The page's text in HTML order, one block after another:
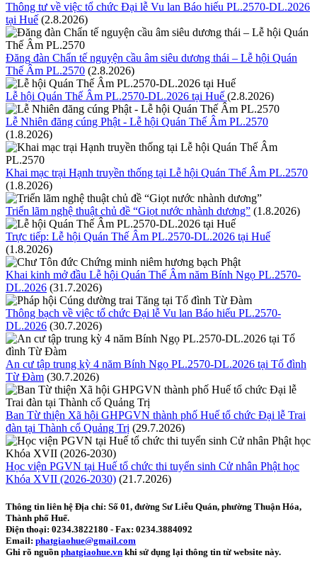
Thông tư về việc tổ chức Đại lễ Vu lan Báo hiếu PL.2570-DL.2026
tại Huế (2.8.2026)
Đăng đàn Chẩn tế nguyện cầu âm siêu dương thái – Lễ hội Quán
Thế Âm PL.2570 (2.8.2026)
Lễ hội Quán Thế Âm PL.2570-DL.2026 tại Huế (2.8.2026)
Lễ Nhiên đăng cúng Phật - Lễ hội Quán Thế Âm PL.2570
(1.8.2026)
Khai mạc trại Hạnh truyền thống tại Lễ hội Quán Thế Âm PL.2570
(1.8.2026)
Triển lãm nghệ thuật chủ đề “Giọt nước nhành dương” (1.8.2026)
Trực tiếp: Lễ hội Quán Thế Âm PL.2570-DL.2026 tại Huế
(1.8.2026)
Khai kinh mở đầu Lễ hội Quán Thế Âm năm Bính Ngọ PL.2570-
DL.2026 (31.7.2026)
Thông bạch về việc tổ chức Đại lễ Vu lan Báo hiếu PL.2570-
DL.2026 (30.7.2026)
An cư tập trung kỳ 4 năm Bính Ngọ PL.2570-DL.2026 tại Tổ đình
Từ Đàm (30.7.2026)
Ban Từ thiện Xã hội GHPGVN thành phố Huế tổ chức Đại lễ Trai
đàn tại Thành cổ Quảng Trị (29.7.2026)
Học viện PGVN tại Huế tổ chức thi tuyển sinh Cử nhân Phật học
Khóa XVII (2026-2030) (21.7.2026)
Thông tin liên hệ Địa chỉ: Số 01, đường Sư Liễu Quán, phường Thuận Hóa,
Thành phố Huế.
Điện thoại: 0234.3822180 - Fax: 0234.3884092
Email: phatgiaohue@gmail.com
Ghi rõ nguồn phatgiaohue.vn khi sử dụng lại thông tin từ website này.